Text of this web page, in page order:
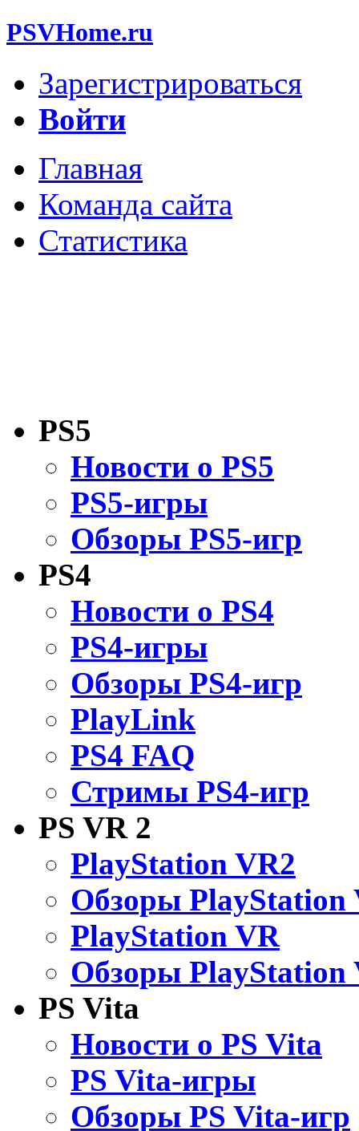
PSVHome.ru
Зарегистрироваться
Войти
Главная
Команда сайта
Статистика
PS5
Новости о PS5
PS5-игры
Обзоры PS5-игр
PS4
Новости о PS4
PS4-игры
Обзоры PS4-игр
PlayLink
PS4 FAQ
Стримы PS4-игр
PS VR 2
PlayStation VR2
Обзоры PlayStation
PlayStation VR
Обзоры PlayStation
PS Vita
Новости о PS Vita
PS Vita-игры
Обзоры PS Vita-игр